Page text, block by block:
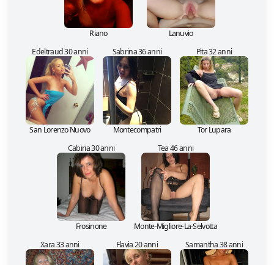
Riano
Lanuvio
Edeltraud 30 anni
San Lorenzo Nuovo
Sabrina 36 anni
Montecompatri
Pita 32 anni
Tor Lupara
Cabiria 30 anni
Frosinone
Tea 46 anni
Monte-Migliore-La-Selvotta
Xara 33 anni
Flavia 20 anni Samantha 38 anni